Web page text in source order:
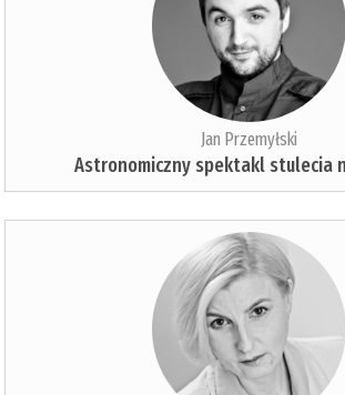
Jan Przemyłski
Astronomiczny spektakl stulecia